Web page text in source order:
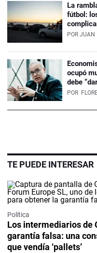
La
fútbol:
POR JUAN
ocupó
debe
POR
TE PUEDE INTERESAR
Política
Los intermediarios de
garantía falsa: una
que vendía ‘pallets’